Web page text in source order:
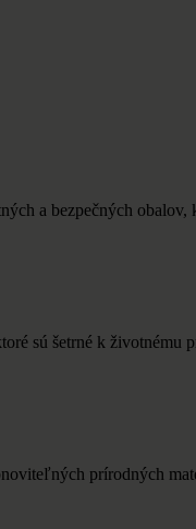
a bezpečných
sú šetrné k životnému
prírodných